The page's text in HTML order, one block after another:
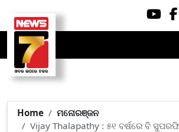
Home
ମନୋରଞ୍ଜନ
Vijay Thalapathy : ୫୧ ବର୍ଷରେ ବି